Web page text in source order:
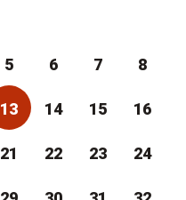
5 6 7 8
13 14 15 16
21 22 23 24